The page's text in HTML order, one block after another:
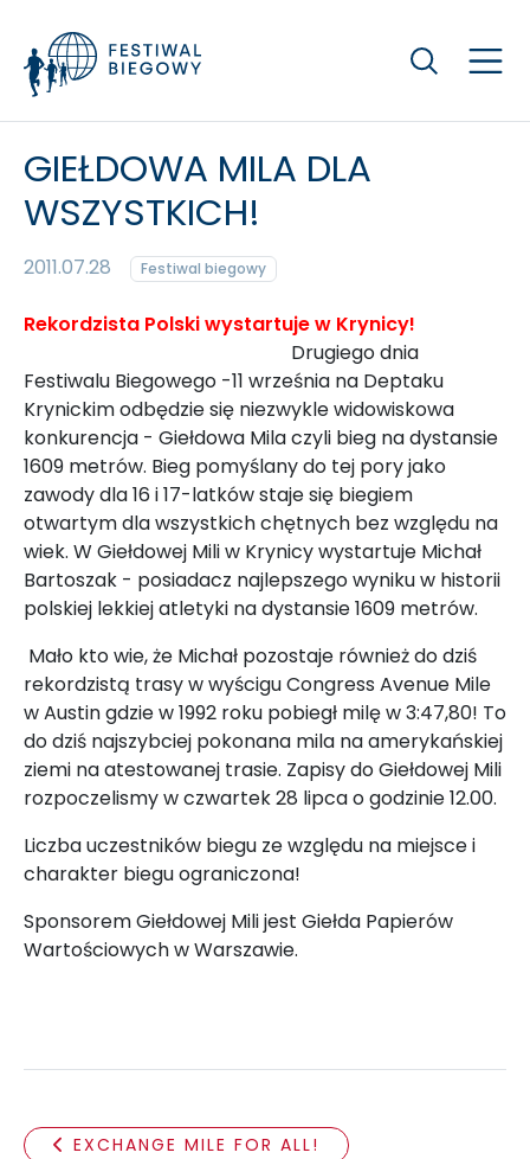
Szukaj
GIEŁDOWA MILA DLA
WSZYSTKICH!
2011.07.28 Festiwal biegowy
Rekordzista Polski wystartuje w Krynicy!
Drugiego dnia
Festiwalu Biegowego -11 września na Deptaku
Krynickim odbędzie się niezwykle widowiskowa
konkurencja - Giełdowa Mila czyli bieg na dystansie
1609 metrów. Bieg pomyślany do tej pory jako
zawody dla 16 i 17-latków staje się biegiem
otwartym dla wszystkich chętnych bez względu na
wiek. W Giełdowej Mili w Krynicy wystartuje Michał
Bartoszak - posiadacz najlepszego wyniku w historii
polskiej lekkiej atletyki na dystansie 1609 metrów.
Mało kto wie, że Michał pozostaje również do dziś
rekordzistą trasy w wyścigu Congress Avenue Mile
w Austin gdzie w 1992 roku pobiegł milę w 3:47,80! To
do dziś najszybciej pokonana mila na amerykańskiej
ziemi na atestowanej trasie. Zapisy do Giełdowej Mili
rozpoczelismy w czwartek 28 lipca o godzinie 12.00.
Liczba uczestników biegu ze względu na miejsce i
charakter biegu ograniczona!
Sponsorem Giełdowej Mili jest Giełda Papierów
Wartościowych w Warszawie.
EXCHANGE MILE FOR ALL!